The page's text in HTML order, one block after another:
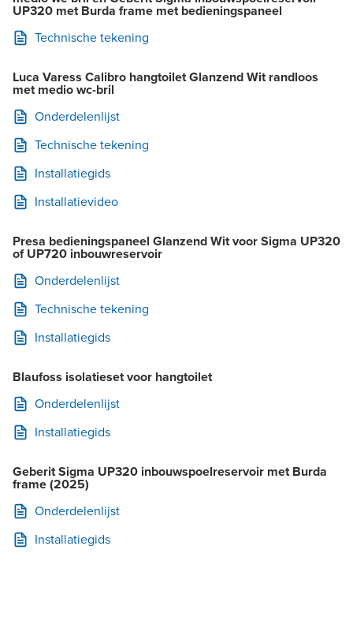
UP320 met Burda frame met bedieningspaneel
Technische tekening
Luca Varess Calibro hangtoilet Glanzend Wit randloos
met medio wc-bril
Onderdelenlijst
Technische tekening
Installatiegids
Installatievideo
Presa bedieningspaneel Glanzend Wit voor Sigma UP320
of UP720 inbouwreservoir
Onderdelenlijst
Technische tekening
Installatiegids
Blaufoss isolatieset voor hangtoilet
Onderdelenlijst
Installatiegids
Geberit Sigma UP320 inbouwspoelreservoir met Burda
frame (2025)
Onderdelenlijst
Installatiegids